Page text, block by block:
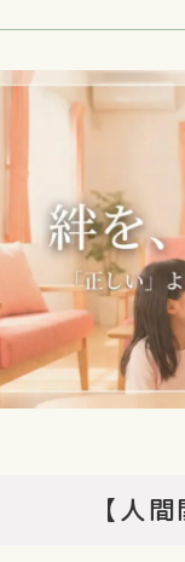
【人